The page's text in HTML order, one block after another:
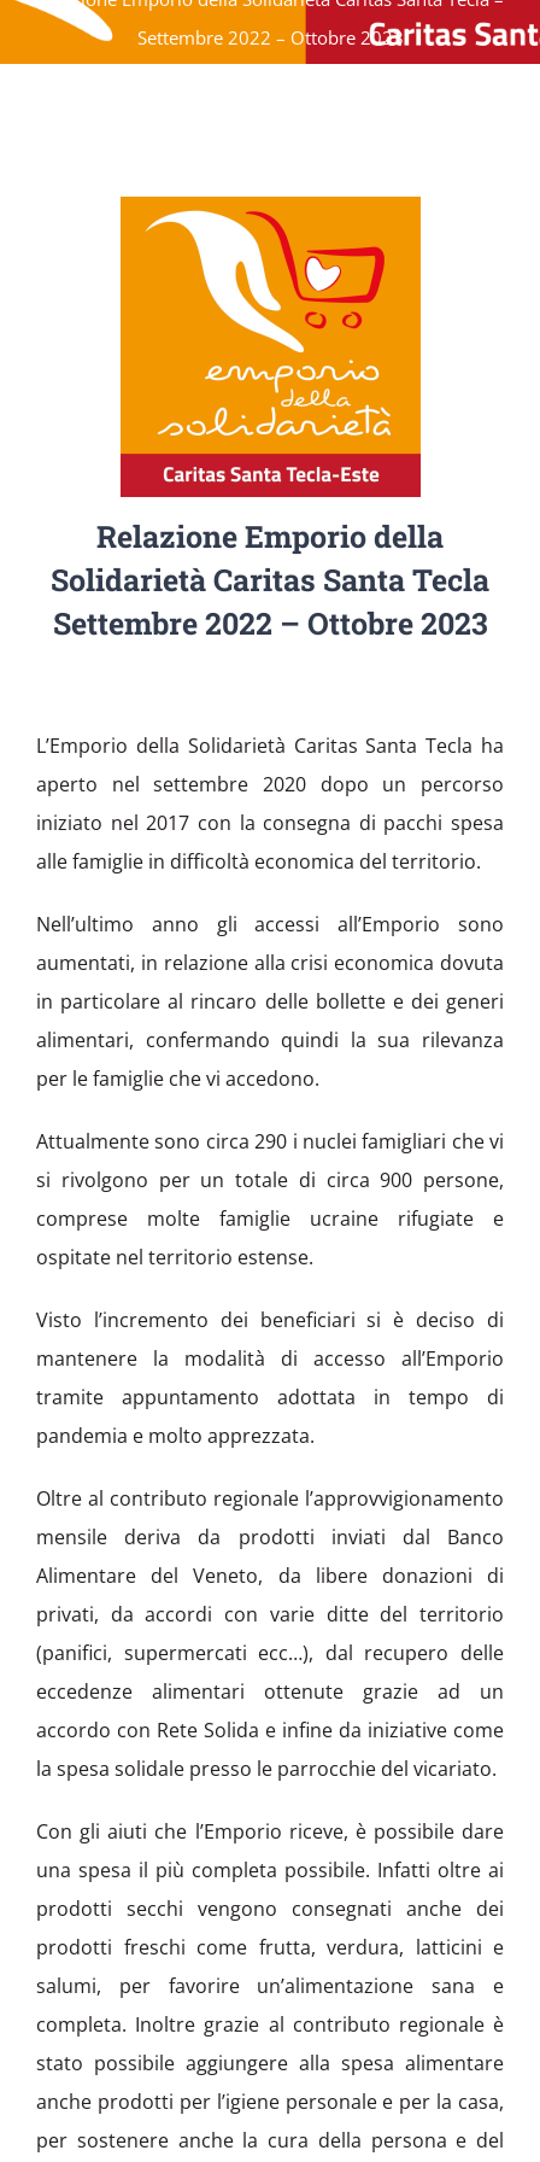
Settembre 2022 – Ottobre 2023
Relazione Emporio della
Solidarietà Caritas Santa Tecla
Settembre 2022 – Ottobre 2023
L’Emporio della Solidarietà Caritas Santa Tecla ha
aperto nel settembre 2020 dopo un percorso
iniziato nel 2017 con la consegna di pacchi spesa
alle famiglie in difficoltà economica del territorio.
Nell’ultimo anno gli accessi all’Emporio sono
aumentati, in relazione alla crisi economica dovuta
in particolare al rincaro delle bollette e dei generi
alimentari, confermando quindi la sua rilevanza
per le famiglie che vi accedono.
Attualmente sono circa 290 i nuclei famigliari che vi
si rivolgono per un totale di circa 900 persone,
comprese molte famiglie ucraine rifugiate e
ospitate nel territorio estense.
Visto l’incremento dei beneficiari si è deciso di
mantenere la modalità di accesso all’Emporio
tramite appuntamento adottata in tempo di
pandemia e molto apprezzata.
Oltre al contributo regionale l’approvvigionamento
mensile deriva da prodotti inviati dal Banco
Alimentare del Veneto, da libere donazioni di
privati, da accordi con varie ditte del territorio
(panifici, supermercati ecc…), dal recupero delle
eccedenze alimentari ottenute grazie ad un
accordo con Rete Solida e infine da iniziative come
la spesa solidale presso le parrocchie del vicariato.
Con gli aiuti che l’Emporio riceve, è possibile dare
una spesa il più completa possibile. Infatti oltre ai
prodotti secchi vengono consegnati anche dei
prodotti freschi come frutta, verdura, latticini e
salumi, per favorire un’alimentazione sana e
completa. Inoltre grazie al contributo regionale è
stato possibile aggiungere alla spesa alimentare
anche prodotti per l’igiene personale e per la casa,
per sostenere anche la cura della persona e del